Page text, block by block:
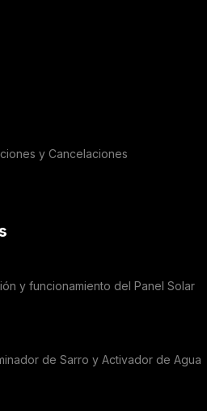
y Cancelaciones
y funcionamiento del Panel Solar
de Sarro y Activador de Agua